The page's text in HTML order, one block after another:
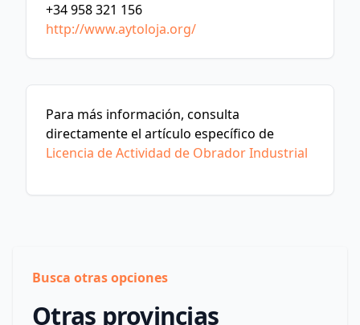
+34 958 321 156
http://www.aytoloja.org/
Para más información, consulta
directamente el artículo específico de
Licencia de Actividad de Obrador Industrial
Busca otras opciones
Otras provincias